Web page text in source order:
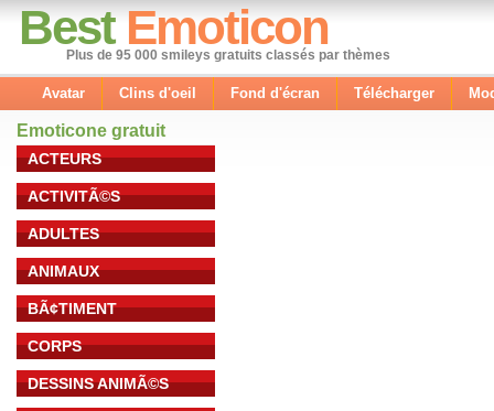
Best Emoticon
Plus de 95 000 smileys gratuits classés par thèmes
Avatar Clins d'oeil Fond d'écran Télécharger
Emoticone gratuit
ACTEURS
ACTIVITÃ©S
ADULTES
ANIMAUX
BÃ¢TIMENT
CORPS
DESSINS ANIMÃ©S